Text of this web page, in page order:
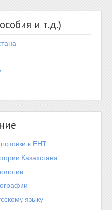
и т.д.)
к ЕНТ
Казахстана
языку